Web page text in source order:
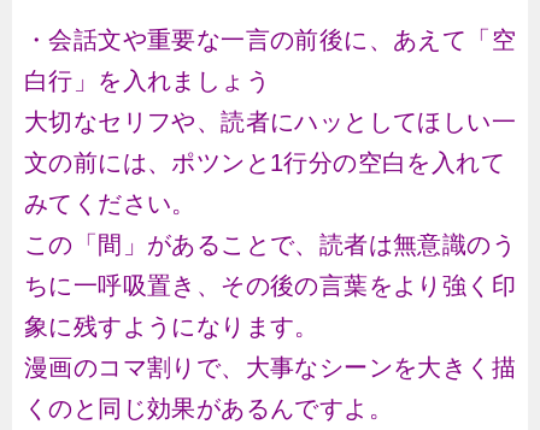
・会話文や重要な一言の前後に、あえて「空
白行」を入れましょう
大切なセリフや、読者にハッとしてほしい一
文の前には、ポツンと1行分の空白を入れて
みてください。
この「間」があることで、読者は無意識のう
ちに一呼吸置き、その後の言葉をより強く印
象に残すようになります。
漫画のコマ割りで、大事なシーンを大きく描
くのと同じ効果があるんですよ。